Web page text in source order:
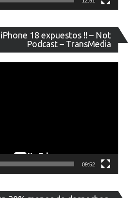
18 expuestos !! – Not
Podcast – TransMedia
de
09:52